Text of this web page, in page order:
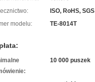
ISO, RoHS, SGS
modelu:
TE-8014T
10 000 puszek